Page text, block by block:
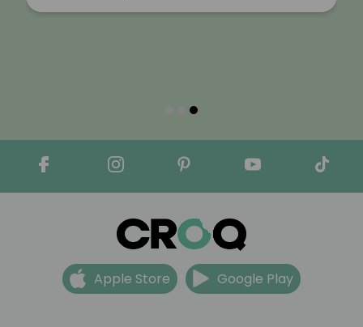
Apple Store Google Play